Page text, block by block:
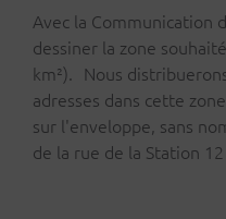
Avec la Communication
dessiner la zone
km²). Nous
adresses dans cette
sur l'enveloppe, sans
de la rue de la Station 12